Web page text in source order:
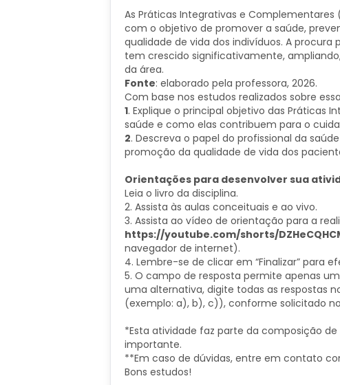
As Práticas Integrativas e
com o objetivo de promover a saúde,
qualidade de vida dos indivíduos. A
tem crescido significativamente,
da área.
Fonte: elaborado pela professora, 2026.
Com base nos estudos realizados sobre
1. Explique o principal objetivo das Práticas
saúde e como elas contribuem para o
2. Descreva o papel do profissional da
promoção da qualidade de vida dos
Orientações para desenvolver sua
Leia o livro da disciplina.
2. Assista às aulas conceituais e ao vivo.
3. Assista ao vídeo de orientação para a
https://youtube.com/shorts/
navegador de internet).
4. Lembre-se de clicar em “Finalizar” para
5. O campo de resposta permite apenas
uma alternativa, digite todas as respostas
(exemplo: a), b), c)), conforme solicitado
*Esta atividade faz parte da composição
importante.
**Em caso de dúvidas, entre em contato
Bons estudos!